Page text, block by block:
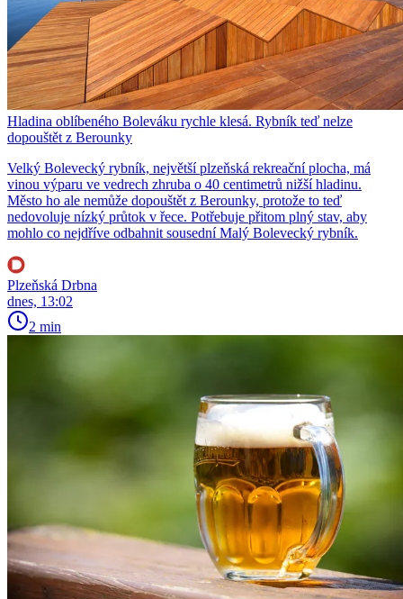
Hladina oblíbeného Boleváku rychle klesá. Rybník teď nelze
dopouštět z Berounky
Velký Bolevecký rybník, největší plzeňská rekreační plocha, má
vinou výparu ve vedrech zhruba o 40 centimetrů nižší hladinu.
Město ho ale nemůže dopouštět z Berounky, protože to teď
nedovoluje nízký průtok v řece. Potřebuje přitom plný stav, aby
mohlo co nejdříve odbahnit sousední Malý Bolevecký rybník.
Plzeňská Drbna
dnes, 13:02
2 min